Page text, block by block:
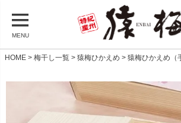
MENU
HOME 梅干し一覧 猿梅ひかえめ 猿梅ひかえめ（